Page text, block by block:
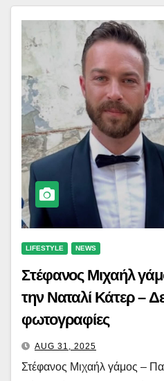
LIFESTYLE NEWS
Στέφανος Μιχαήλ
την Ναταλί Κάτερ –
φωτογραφίες
AUG 31, 2025
Στέφανος Μιχαήλ γάμος –